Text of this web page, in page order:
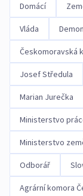
Domácí
Vláda
Českomoravská
Josef Středula
Marian Jurečka
Ministerstvo
Ministerstvo
Odborář
Agrární komora